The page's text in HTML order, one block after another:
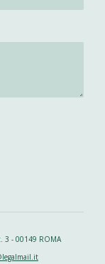
3 - 00149 ROMA